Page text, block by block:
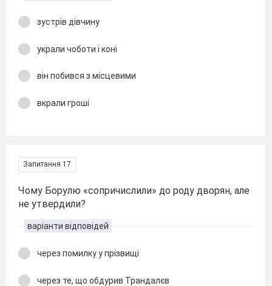
зустрів дівчину
украли чоботи і коні
він побився з місцевими
вкрали гроші
Запитання 17
Чому Борулю «сопричислили» до роду дворян, але
не утвердили?
варіанти відповідей
через помилку у прізвищі
через те, що обдурив Трандалєв